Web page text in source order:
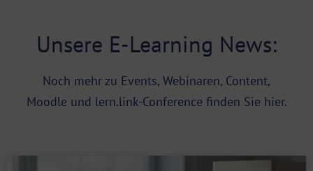
Unsere E-Learning News:
Noch mehr zu Events, Webinaren, Content,
Moodle und lern.link-Conference finden Sie hier.